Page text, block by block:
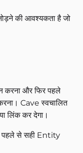
की आवश्यकता है जो
और फिर पहले
Cave स्वचालित
लिंक कर देगा।
पहले से सही Entity